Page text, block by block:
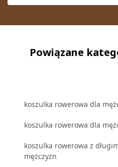
Powiązane
koszulka rowerowa dla
koszulka rowerowa dla
koszulka rowerowa z
mężczyzn